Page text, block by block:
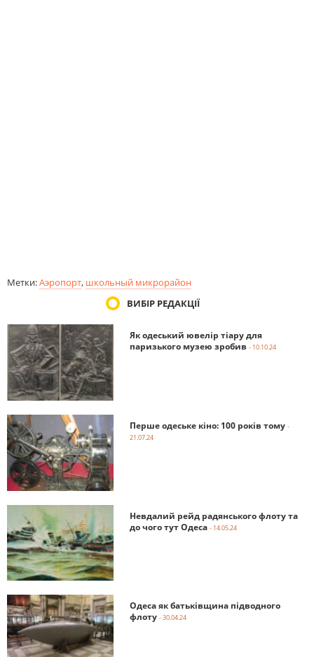
Метки:Аэропорт, школьный микрорайон
ВИБІР РЕДАКЦІЇ
Як одеський ювелір тіару для
паризького музею зробив - 10.10.24
Перше одеське кіно: 100 років тому -
21.07.24
Невдалий рейд радянського флоту та
до чого тут Одеса - 14.05.24
Одеса як батьківщина підводного
флоту - 30.04.24